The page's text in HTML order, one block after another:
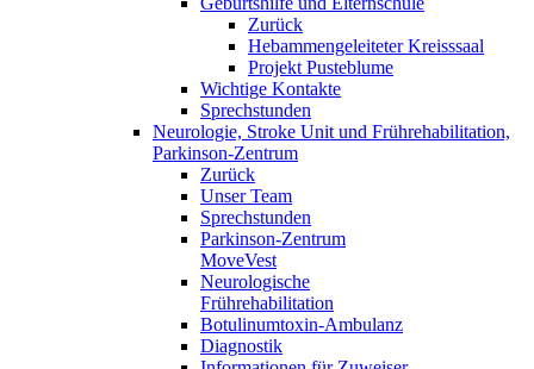
Zurück
Hebammengeleiteter Kreisssaal
Projekt Pusteblume
Wichtige Kontakte
Sprechstunden
Neurologie, Stroke Unit und Frührehabilitation,
Parkinson-Zentrum
Zurück
Unser Team
Sprechstunden
Parkinson-Zentrum
MoveVest
Neurologische
Frührehabilitation
Botulinumtoxin-Ambulanz
Diagnostik